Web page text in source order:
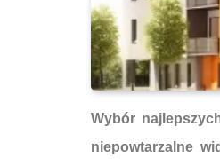
Wybór
niepowtarzalne